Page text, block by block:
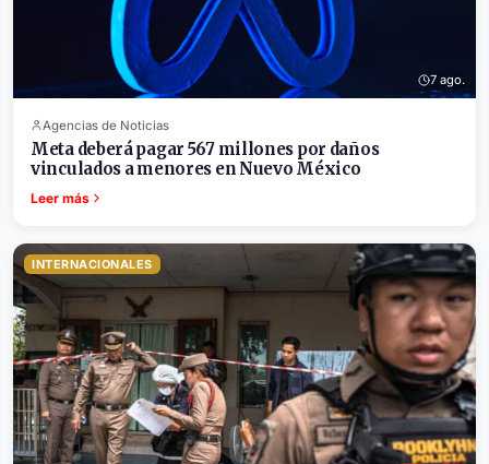
7 ago.
Agencias de Noticias
Meta deberá pagar 567 millones por daños
vinculados a menores en Nuevo México
Leer más
INTERNACIONALES